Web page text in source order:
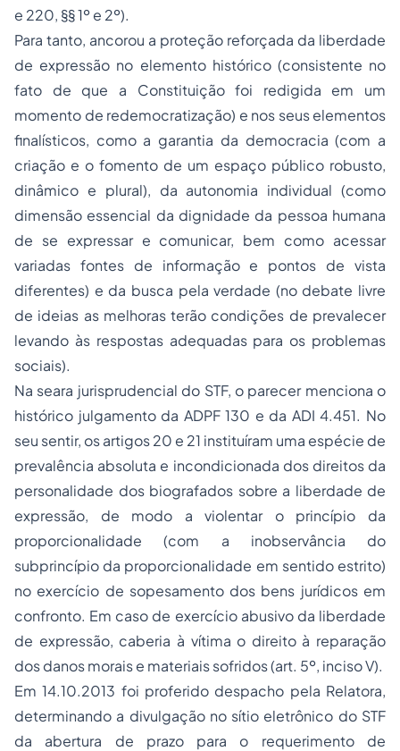
e 220, §§ 1º e 2º).
Para tanto, ancorou a proteção reforçada da liberdade
de expressão no elemento histórico (consistente no
fato de que a Constituição foi redigida em um
momento de redemocratização) e nos seus elementos
finalísticos, como a garantia da democracia (com a
criação e o fomento de um espaço público robusto,
dinâmico e plural), da autonomia individual (como
dimensão essencial da dignidade da pessoa humana
de se expressar e comunicar, bem como acessar
variadas fontes de informação e pontos de vista
diferentes) e da busca pela verdade (no debate livre
de ideias as melhoras terão condições de prevalecer
levando às respostas adequadas para os problemas
sociais).
Na seara jurisprudencial do STF, o parecer menciona o
histórico julgamento da ADPF 130 e da ADI 4.451. No
seu sentir, os artigos 20 e 21 instituíram uma espécie de
prevalência absoluta e incondicionada dos direitos da
personalidade dos biografados sobre a liberdade de
expressão, de modo a violentar o princípio da
proporcionalidade (com a inobservância do
subprincípio da proporcionalidade em sentido estrito)
no exercício de sopesamento dos bens jurídicos em
confronto. Em caso de exercício abusivo da liberdade
de expressão, caberia à vítima o direito à reparação
dos danos morais e materiais sofridos (art. 5º, inciso V).
Em 14.10.2013 foi proferido despacho pela Relatora,
determinando a divulgação no sítio eletrônico do STF
da abertura de prazo para o requerimento de